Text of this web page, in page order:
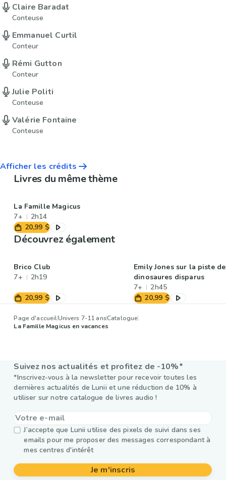
Claire Baradat
Conteuse
Emmanuel Curtil
Conteur
Rémi Gutton
Conteur
Julie Politi
Conteuse
Valérie Fontaine
Conteuse
Afficher les crédits
Livres du même thème
La Famille Magicus
7+
2h14
20,99 $
Découvrez également
Brico Club
7+
2h19
20,99 $
Emily Jones sur la piste
dinosaures disparus
7+
2h45
20,99 $
Page d'accueilUnivers 7-11 ansCatalogue
La Famille Magicus en vacances
Suivez nos actualités et profitez de -10%*
*Inscrivez-vous à la newsletter pour recevoir toutes les
dernières actualités de Lunii et une réduction de 10% à
utiliser sur notre catalogue de livres audio !
J’accepte que Lunii utilise des pixels de suivi dans ses
emails pour me proposer des messages correspondant à
mes centres d'intérêt
Je m'inscris